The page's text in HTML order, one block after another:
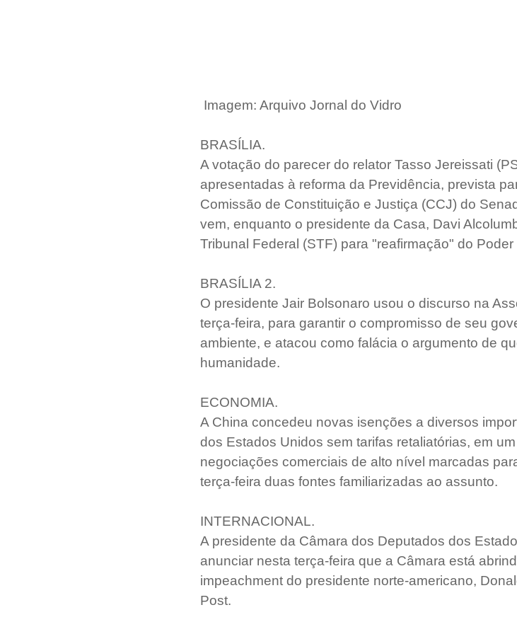
Imagem: Arquivo Jornal do Vidro
BRASÍLIA.
A votação do parecer do relator Tasso Jereissati
apresentadas à reforma da Previdência, prevista
Comissão de Constituição e Justiça (CCJ) do
vem, enquanto o presidente da Casa, Davi
Tribunal Federal (STF) para "reafirmação" do
BRASÍLIA 2.
O presidente Jair Bolsonaro usou o discurso na
terça-feira, para garantir o compromisso de seu
ambiente, e atacou como falácia o argumento de
humanidade.
ECONOMIA.
A China concedeu novas isenções a diversos
dos Estados Unidos sem tarifas retaliatórias, em
negociações comerciais de alto nível marcadas
terça-feira duas fontes familiarizadas ao assunto.
INTERNACIONAL.
A presidente da Câmara dos Deputados dos
anunciar nesta terça-feira que a Câmara está
impeachment do presidente norte-americano,
Post.